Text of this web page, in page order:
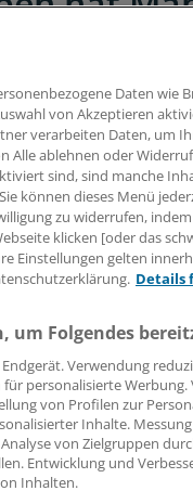
Immer mehr Kinder
und
werden in
außerhäuslich
geschulte
zumal
sozial
benötigen.
Daten wie
von Akzeptieren
verarbeiten Daten, um
Alle ablehnen oder
sind, sind manche
können dieses Menü
zu widerrufen, indem
klicken [oder das
Einstellungen gelten
Details
um Folgendes
Verwendung
personalisierte
von Profilen zur
Inhalte.
von Zielgruppen
Entwicklung und
Inhalten.